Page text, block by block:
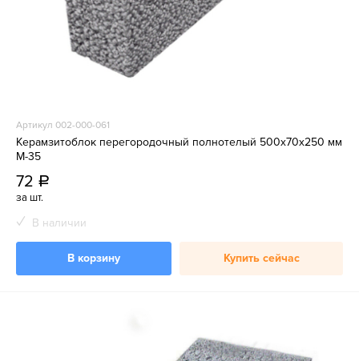
Артикул 002-000-061
Керамзитоблок перегородочный полнотелый 500x70x250 мм
М-35
72 a
за шт.
В наличии
В корзину Купить сейчас